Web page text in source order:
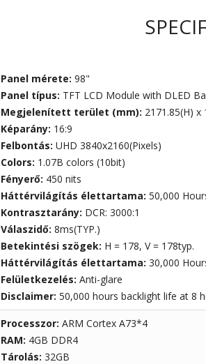
Panel mérete: 98"
Panel típus: TFT LCD Module with DLED
Megjelenített terület (mm): 2171.85(H) x
Képarány: 16:9
Felbontás: UHD 3840x2160(Pixels)
Colors: 1.07B colors (10bit)
Fényerő: 450 nits
Háttérvilágítás élettartama: 50,000
Kontrasztarány: DCR: 3000:1
Válaszidő: 8ms(TYP.)
Betekintési szögek: H = 178, V = 178typ.
Háttérvilágítás élettartama: 30,000
Felületkezelés: Anti-glare
Disclaimer: 50,000 hours backlight life at 8
Processzor: ARM Cortex A73*4
RAM: 4GB DDR4
Tárolás: 32GB